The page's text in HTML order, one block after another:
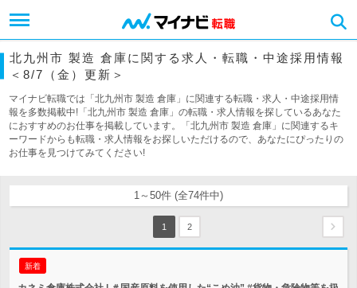
北九州市 製造 倉庫に関する求人・転職・中途採用情報
＜8/7（金）更新＞
マイナビ転職では「北九州市 製造 倉庫」に関連する転職・求人・中途採用情
報を多数掲載中!「北九州市 製造 倉庫」の転職・求人情報を探しているあなた
におすすめのお仕事を掲載しています。「北九州市 製造 倉庫」に関連するキ
ーワードからも転職・求人情報をお探しいただけるので、あなたにぴったりの
お仕事を見つけてみてください!
1～50件 (全74件中)
1 2
新着